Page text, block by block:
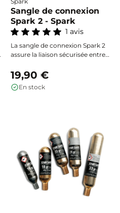
Sangle de connexion
Spark 2 - Spark
1 avis
La sangle de connexion Spark 2
assure la liaison sécurisée entre
sangle de selle, grâce à sa
robustesse et son système de
clip fiable pour une mise en place
19,90 €
En stock